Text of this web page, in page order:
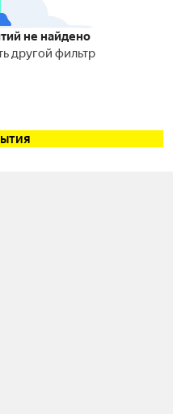
не найдено
другой фильтр